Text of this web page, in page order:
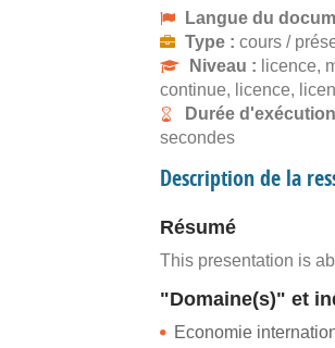
Langue du
Type : cours /
Niveau : licence,
continue, licence,
Durée
secondes
Description de la
Résumé
This presentation is
"Domaine(s)" et
Economie